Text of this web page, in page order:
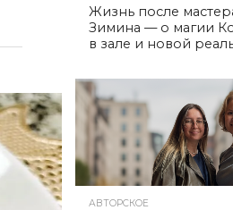
Жизнь после
Зимина — о магии
в зале и новой
АВТОРСКОЕ